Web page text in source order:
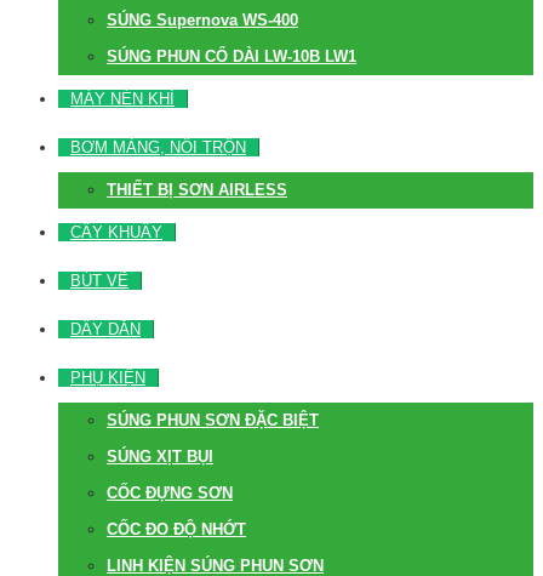
SÚNG Supernova WS-400
SÚNG PHUN CỔ DÀI LW-10B LW1
MÁY NÉN KHÍ
BƠM MÀNG, NỒI TRỘN
THIẾT BỊ SƠN AIRLESS
CÂY KHUẤY
BÚT VẼ
DÂY DẪN
PHỤ KIỆN
SÚNG PHUN SƠN ĐẶC BIỆT
SÚNG XỊT BỤI
CỐC ĐỰNG SƠN
CỐC ĐO ĐỘ NHỚT
LINH KIỆN SÚNG PHUN SƠN